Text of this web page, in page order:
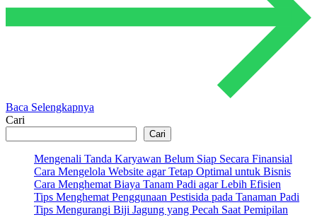
Baca Selengkapnya
Cari
Cari
Mengenali Tanda Karyawan Belum Siap Secara Finansial
Cara Mengelola Website agar Tetap Optimal untuk Bisnis
Cara Menghemat Biaya Tanam Padi agar Lebih Efisien
Tips Menghemat Penggunaan Pestisida pada Tanaman Padi
Tips Mengurangi Biji Jagung yang Pecah Saat Pemipilan